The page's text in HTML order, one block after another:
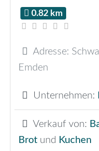
0.82 km
Adresse:
Emden
Unternehmen:
Verkauf von:
Brot und Kuchen